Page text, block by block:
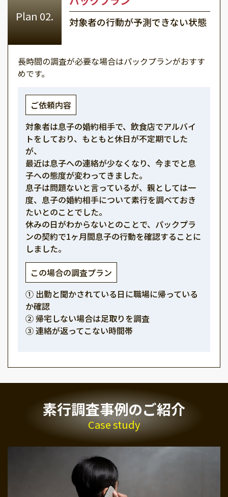
対象者の行動が予測できない状態
長時間の調査が必要な場合はパックプランがおすす
めです。
ご依頼内容
対象者は息子の婚約相手で、飲食店でアルバイ
トをしており、もともと休日が不定期でした
が、
最近は息子への連絡が少なくなり、今までと息
子への態度が変わってきました。
息子は問題ないと言っているが、親としては一
度、息子の婚約相手について素行を調べておき
たいとのことでした。
休みの日がわからないとのことで、パックプラ
ンの契約で1ヶ月間息子の行動を確認することに
しました。
この場合の調査プラン
① 出勤と聞かされている日に職場に帰っている
か確認
② 帰宅しない場合は足取りを調査
③ 連絡が返ってこない時間帯
素行調査事例のご紹介
Case study